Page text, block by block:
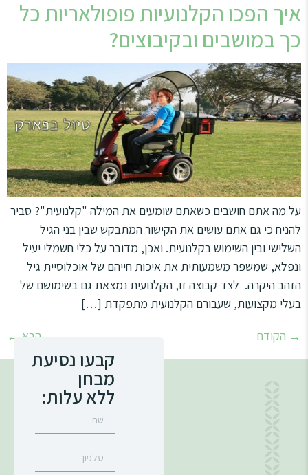
איך הפכו הקלנועיות פופולאריות כל
כך במושבים ובקיבוצים?
על מה אתם חושבים כשאתם שומעים את המילה "קלנועית"? סביר
להניח כי גם אתם עושים את הקישור המתבקש שבין בני הגיל
השלישי ובין השימוש בקלנועית. ואכן, מדובר על כלי חשמלי יעיל
ונפלא, שמשפר משמעותית את איכות חייהם של אוכלוסיית גיל
הזהב היקרה. לצד קבוצה זו, הקלנועית נמצאת גם בשימושם של
בעלי מקצועות, שעבורם הקלנועית מתפקדת […]
→ הקודם הבא ←
קבעו נסיעת
מבחן
ללא עלות: